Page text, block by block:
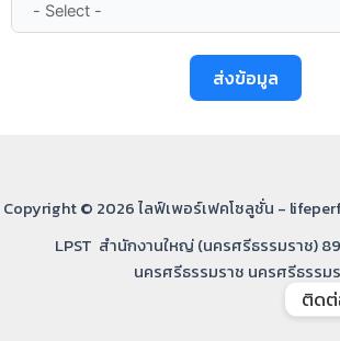
ส่งข้อมูล
Copyright © 2026 ไลฟ์เพอร์เฟคโซลูชั่น -
LPST สำนักงานใหญ่ (นครศรีธรรมราช)
นครศรีธรรมราช นครศรีธรรม
ติดต่